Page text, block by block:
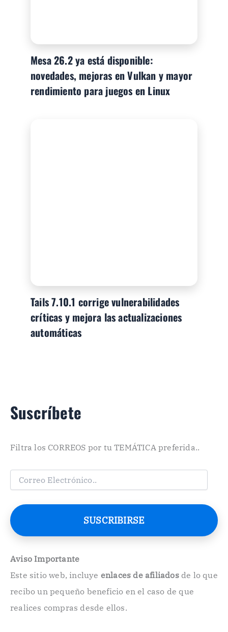
Mesa 26.2 ya está disponible:
novedades, mejoras en Vulkan y mayor
rendimiento para juegos en Linux
Tails 7.10.1 corrige vulnerabilidades
críticas y mejora las actualizaciones
automáticas
Suscríbete
Filtra los CORREOS por tu TEMÁTICA preferida..
e
o
e
t
ó
n
SUSCRIBIRSE
Aviso Importante
Este sitio web, incluye enlaces de afiliadosde lo que
recibo un pequeño beneficio en el caso de que
realices compras desde ellos.